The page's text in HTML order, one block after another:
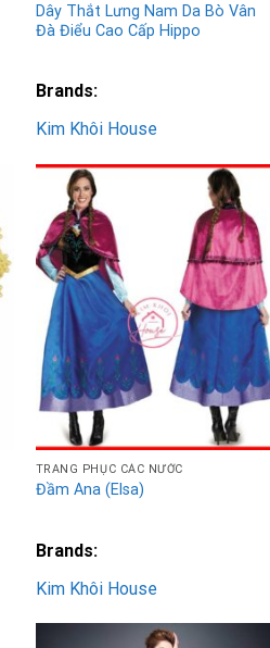
Dây Thắt Lưng Nam Da Bò Vân
Đà Điểu Cao Cấp Hippo
Brands:
Kim Khôi House
Add to
Wishlist
TRANG PHỤC CÁC NƯỚC
Đầm Ana (Elsa)
Brands:
Kim Khôi House